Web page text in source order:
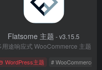
# 电子商务
Flatsome 主题 - v3.15.5
用途响应式 WooCommerce 主题
WordPress主题 # WooCommerce